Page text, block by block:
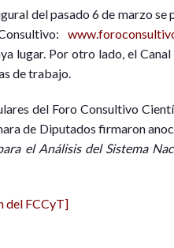
del pasado 6 de marzo
lugar. Por otro lado, el
de trabajo.
del Foro Consultivo
de Diputados firmaron
el Análisis del Sistema
del FCCyT]